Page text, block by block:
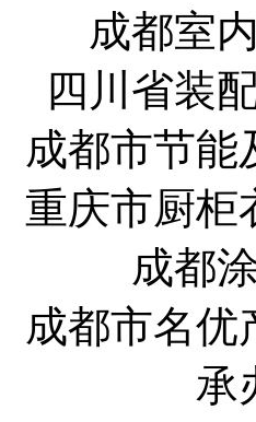
成都室
四川省装
成都市节能
重庆市厨柜
成都
成都市名优
承